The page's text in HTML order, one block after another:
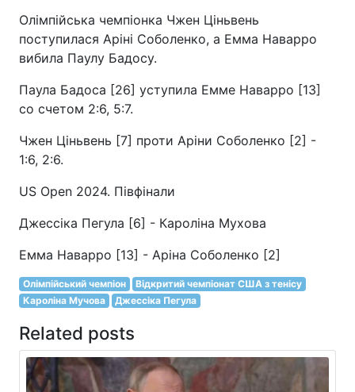
Олімпійська чемпіонка Чжен Ціньвень
поступилася Аріні Соболенко, а Емма Наварро
вибила Паулу Бадосу.
Паула Бадоса [26] уступила Емме Наварро [13]
со счетом 2:6, 5:7.
Чжен Ціньвень [7] проти Аріни Соболенко [2] -
1:6, 2:6.
US Open 2024. Півфінали
Джессіка Пегула [6] - Кароліна Мухова
Емма Наварро [13] - Аріна Соболенко [2]
Олімпійський чемпіон
Відкритий чемпіонат США з тенісу
Кароліна Мучова
Джессіка Пегула
Related posts